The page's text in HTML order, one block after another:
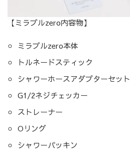
【ミラブルzero内容物】
ミラブルzero本体
トルネードスティック
シャワーホースアダプターセット
G1/2ネジチェッカー
ストレーナー
Oリング
シャワーパッキン